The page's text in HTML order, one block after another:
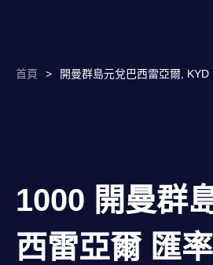
首頁 > 開曼群島元兌巴西雷亞爾,
1000 開曼群
西雷亞爾 匯率